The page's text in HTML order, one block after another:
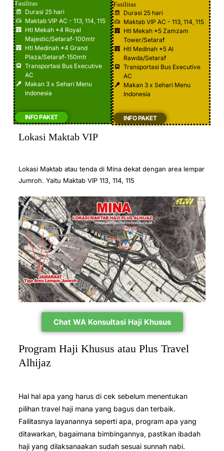
Fasilitas
Durasi 25 hari​
Maktab VIP AC - 113, 114, 115​
Htl Mekah *4 Royal
Majestic/Setaraf-100mtr​
Htl Medinah *4 Grand
Plaza/Setaraf-150mtr​
Transportasi Bus Executive
AC​
Makan 3 x Sehari Menu
Indonesia​
INFO PAKET
Fasilitas
Durasi 25 hari
Maktab VIP AC - 113, 114, 115​
Htl Mekah *5 Zamzam
Tower/Setaraf
Htl Medinah *5 Al
Rawda/Setaraf
Transportasi Bus Executive
AC​
Makan 3 x Sehari Menu
Indonesia​
INFO PAKET
Lokasi Maktab VIP
Lokasi Maktab atau tenda di Mina dekat dengan area lempar
Jumroh. Yaitu Maktab VIP 113, 114, 115
Chat WA Konsultasi Haji Khusus
Program Haji Khusus atau Plus Travel
Alhijaz
Hal hal apa yang harus di cek sebelum menentukan
pilihan travel haji mana yang bagus dan terbaik.
Failitasnya layanannya seperti apa, program apa yang
ditawarkan, bagaimana bimbingannya, pastikan ibadah
haji yang dilaksanaakan sudah sesuai sunnah nabi.